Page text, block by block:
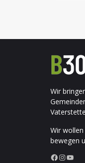
Wir
Wir
bewegen
Facebook InstagramYouTube